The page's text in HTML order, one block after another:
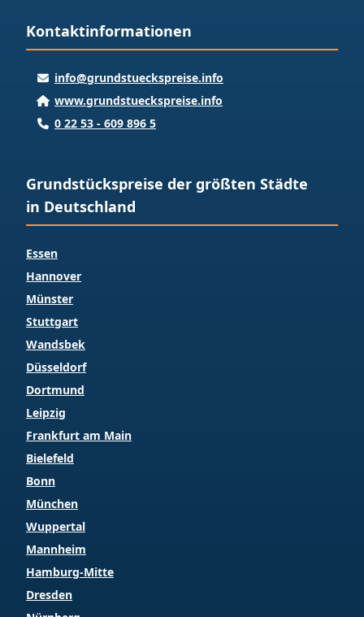
Kontaktinformationen
info@grundstueckspreise.info
www.grundstueckspreise.info
0 22 53 - 609 896 5
Grundstückspreise der größten Städte
in Deutschland
Essen
Hannover
Münster
Stuttgart
Wandsbek
Düsseldorf
Dortmund
Leipzig
Frankfurt am Main
Bielefeld
Bonn
München
Wuppertal
Mannheim
Hamburg-Mitte
Dresden